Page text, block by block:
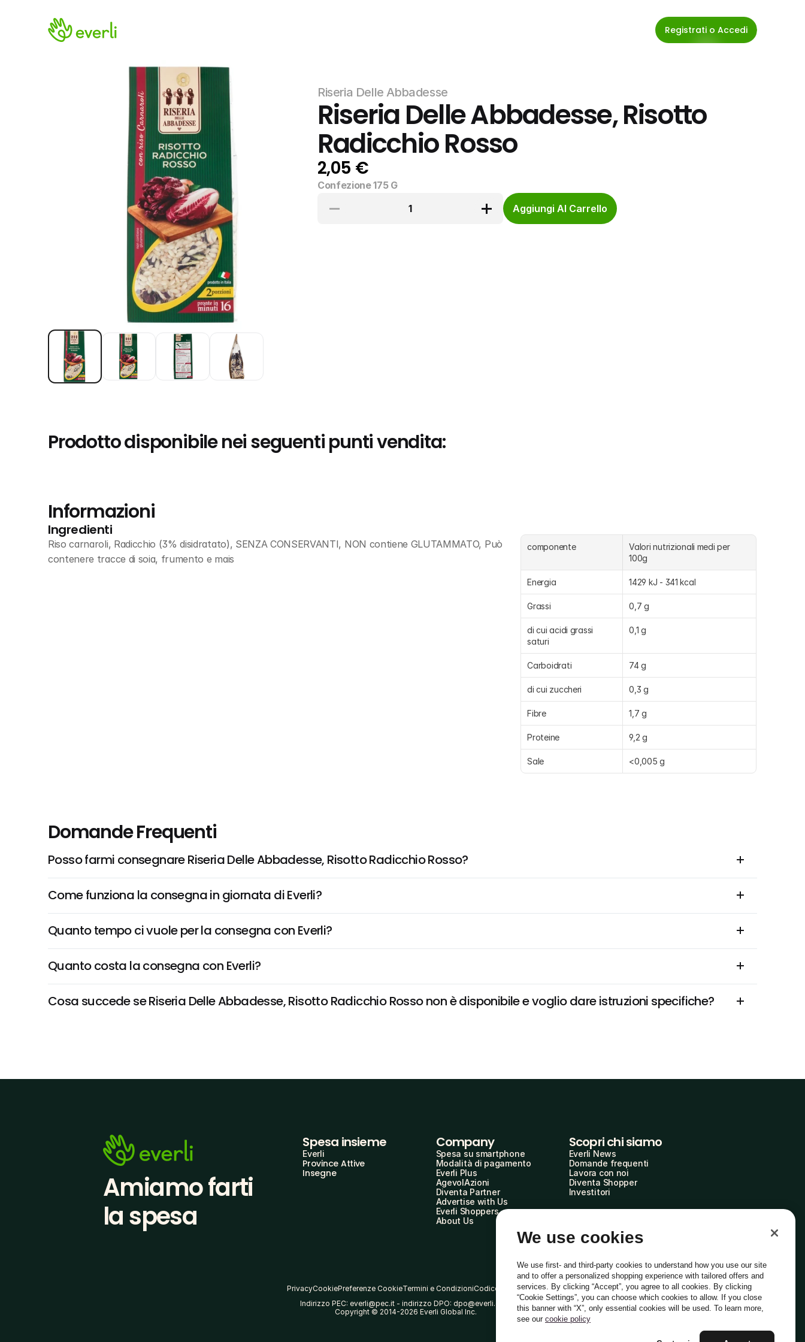
Registrati o Accedi
Riseria Delle Abbadesse
Riseria Delle Abbadesse, Risotto
Radicchio Rosso
2,05 €
Confezione 175 G
1
Aggiungi Al Carrello
Prodotto disponibile nei seguenti punti vendita:
Informazioni
Ingredienti
Riso carnaroli, Radicchio (3% disidratato), SENZA CONSERVANTI, NON contiene GLUTAMMATO, Può
contenere tracce di soia, frumento e mais
componente
Valori nutrizionali medi per
100g
Energia 1429 kJ - 341 kcal
Grassi 0,7 g
di cui acidi grassi
saturi
0,1 g
Carboidrati 74 g
di cui zuccheri 0,3 g
Fibre 1,7 g
Proteine 9,2 g
Sale <0,005 g
Domande Frequenti
Posso farmi consegnare Riseria Delle Abbadesse, Risotto Radicchio Rosso?
Come funziona la consegna in giornata di Everli?
Quanto tempo ci vuole per la consegna con Everli?
Quanto costa la consegna con Everli?
Cosa succede se Riseria Delle Abbadesse, Risotto Radicchio Rosso non è disponibile e voglio dare istruzioni specifiche?
Amiamo farti
la spesa
Spesa insieme
Everli
Province Attive
Insegne
Company
Spesa su smartphone
Modalità di pagamento
Everli Plus
AgevolAzioni
Diventa Partner
Advertise with Us
Everli Shoppers
About Us
Scopri chi siamo
Everli News
Domande frequenti
Lavora con noi
Diventa Shopper
Investitori
PrivacyCookiePreferenze CookieTermini e CondizioniCodice Etico
Indirizzo PEC: everli@pec.it - indirizzo DPO: dpo@everli.com
Copyright © 2014-2026 Everli Global Inc.
Italiano
We use cookies
We use first- and third-party cookies to understand how you use our site
and to offer a personalized shopping experience with tailored offers and
services. By clicking “Accept”, you agree to all cookies. By clicking
“Cookie Settings”, you can choose which cookies to allow. If you close
this banner with “X”, only essential cookies will be used. To learn more,
see our cookie policy